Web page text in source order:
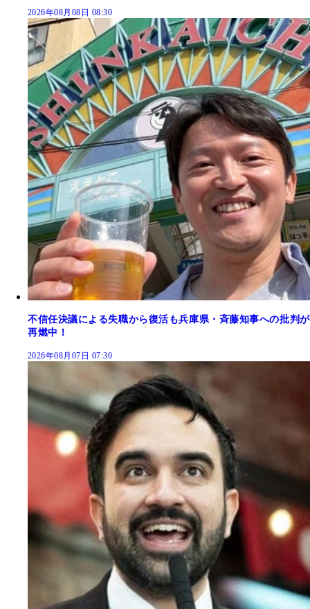
2026年08月08日 08:30
不信任決議による失職から復活も兵庫県・斉藤知事への批判が
再燃中！
2026年08月07日 07:30